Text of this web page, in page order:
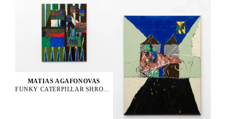
MATIAS AGAFONOVAS
FUNKY CATERPILLAR SHROOM PARTY, 2025